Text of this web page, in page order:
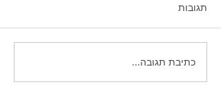
איך לכתוב פוסטים שמביאים
תגובות
כתיבת תגובה...